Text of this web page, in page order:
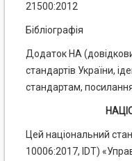
21500:2012
Бібліографія
Додаток НА
стандартів України,
стандартам,
Цей національний
10006:2017, IDТ)